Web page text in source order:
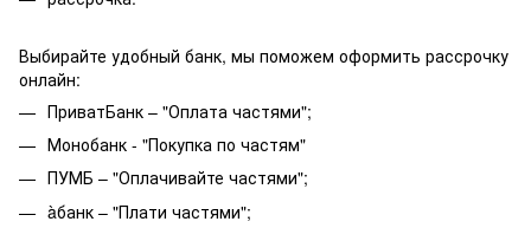
Выбирайте удобный банк, мы поможем оформить рассрочку
онлайн:
ПриватБанк – "Оплата частями";
Монобанк - "Покупка по частям"
ПУМБ – "Оплачивайте частями";
àбанк – "Плати частями";